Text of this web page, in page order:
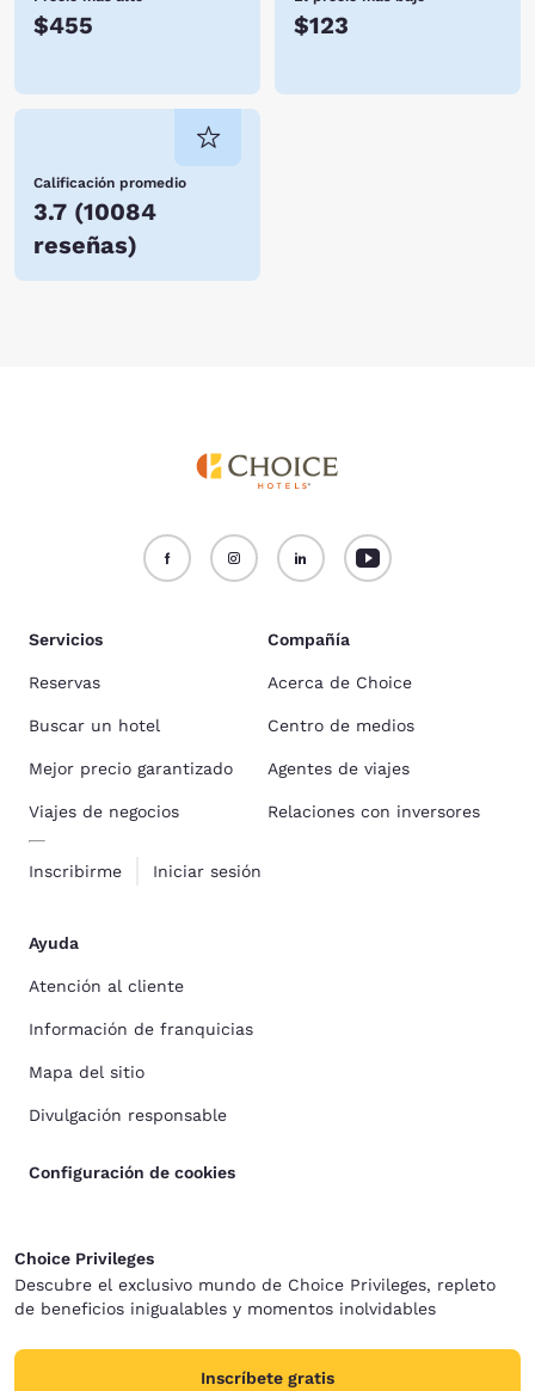
$455 $123
Calificación promedio
3.7 (10084
reseñas)
Servicios
Reservas
Buscar un hotel
Mejor precio garantizado
Viajes de negocios
Inscribirme Iniciar sesión
Compañía
Acerca de Choice
Centro de medios
Agentes de viajes
Relaciones con inversores
Ayuda
Atención al cliente
Información de franquicias
Mapa del sitio
Divulgación responsable
Configuración de cookies
Choice Privileges
Descubre el exclusivo mundo de Choice Privileges, repleto
de beneficios inigualables y momentos inolvidables
Inscríbete gratis